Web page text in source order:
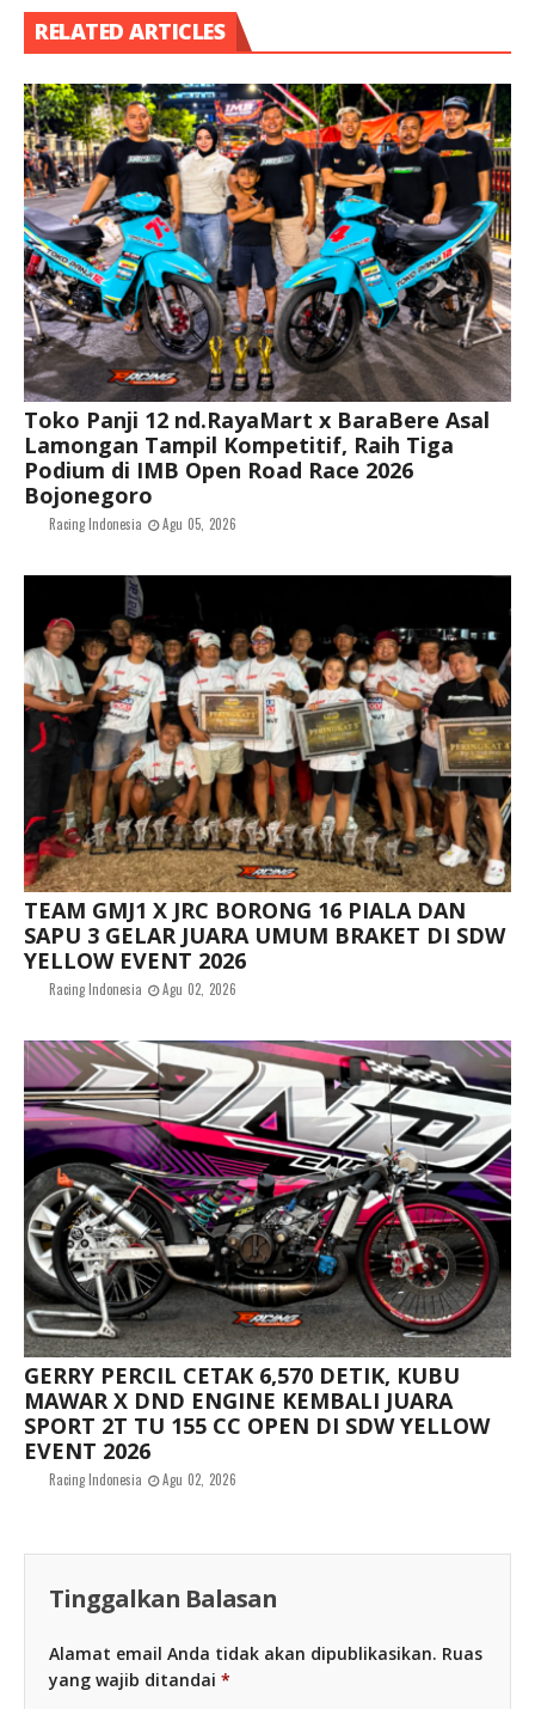
RELATED ARTICLES
Toko Panji 12 nd.RayaMart x BaraBere Asal
Lamongan Tampil Kompetitif, Raih Tiga
Podium di IMB Open Road Race 2026
Bojonegoro
Racing Indonesia Agu 05, 2026
TEAM GMJ1 X JRC BORONG 16 PIALA DAN
SAPU 3 GELAR JUARA UMUM BRAKET DI SDW
YELLOW EVENT 2026
Racing Indonesia Agu 02, 2026
GERRY PERCIL CETAK 6,570 DETIK, KUBU
MAWAR X DND ENGINE KEMBALI JUARA
SPORT 2T TU 155 CC OPEN DI SDW YELLOW
EVENT 2026
Racing Indonesia Agu 02, 2026
Tinggalkan Balasan
Alamat email Anda tidak akan dipublikasikan. Ruas
yang wajib ditandai *